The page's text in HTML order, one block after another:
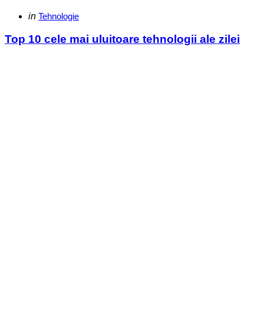
Categories
Posted
in Tehnologie
Top 10 cele mai uluitoare tehnologii ale zilei